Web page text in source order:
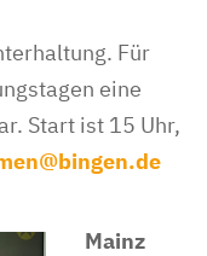
Für
eine
Start ist 15 Uhr,
Mainz